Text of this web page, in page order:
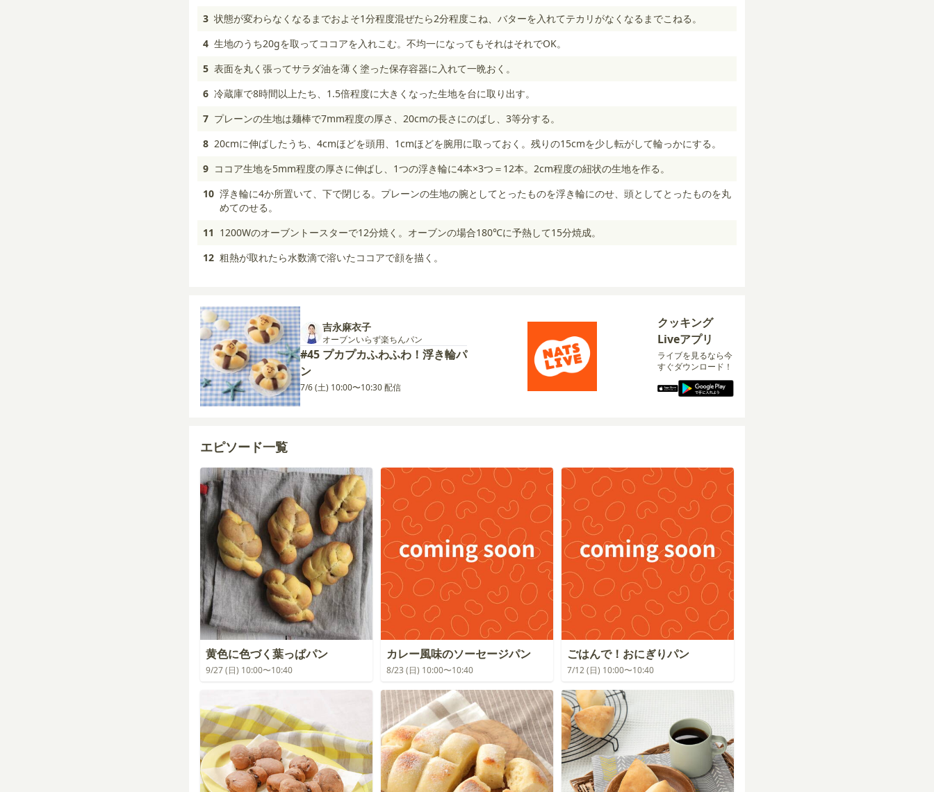
3 状態が変わらなくなるまでおよそ1分程度混ぜたら2分程度こね、バターを入れてテカリがなくなるまでこねる。
4 生地のうち20gを取ってココアを入れこむ。不均一になってもそれはそれでOK。
5 表面を丸く張ってサラダ油を薄く塗った保存容器に入れて一晩おく。
6 冷蔵庫で8時間以上たち、1.5倍程度に大きくなった生地を台に取り出す。
7 プレーンの生地は麺棒で7mm程度の厚さ、20cmの長さにのばし、3等分する。
8 20cmに伸ばしたうち、4cmほどを頭用、1cmほどを腕用に取っておく。残りの15cmを少し転がして輪っかにする。
9 ココア生地を5mm程度の厚さに伸ばし、1つの浮き輪に4本×3つ＝12本。2cm程度の紐状の生地を作る。
10 浮き輪に4か所置いて、下で閉じる。プレーンの生地の腕としてとったものを浮き輪にのせ、頭としてとったものを丸
めてのせる。
11 1200Wのオーブントースターで12分焼く。オーブンの場合180℃に予熱して15分焼成。
12 粗熱が取れたら水数滴で溶いたココアで顔を描く。
吉永麻衣子
オーブンいらず楽ちんパン
#45 プカプカふわふわ！浮き輪パ
ン
7/6 (土) 10:00〜10:30 配信
クッキング
Liveアプリ
ライブを見るなら今
すぐダウンロード！
エピソード一覧
黄色に色づく葉っぱパン
9/27 (日) 10:00〜10:40
カレー風味のソーセージパン
8/23 (日) 10:00〜10:40
ごはんで！おにぎりパン
7/12 (日) 10:00〜10:40